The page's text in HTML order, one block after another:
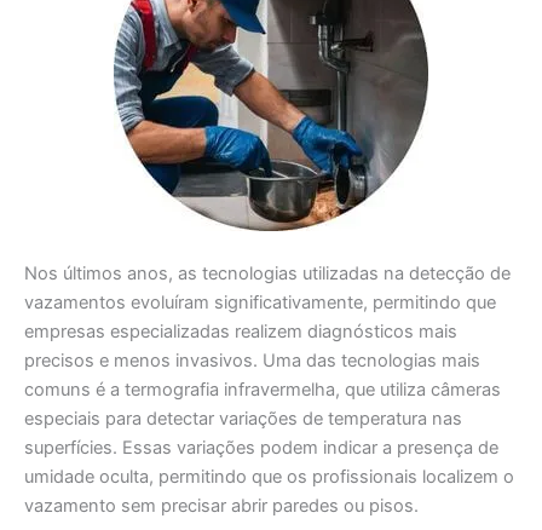
Nos últimos anos, as tecnologias utilizadas na detecção de
vazamentos evoluíram significativamente, permitindo que
empresas especializadas realizem diagnósticos mais
precisos e menos invasivos. Uma das tecnologias mais
comuns é a termografia infravermelha, que utiliza câmeras
especiais para detectar variações de temperatura nas
superfícies. Essas variações podem indicar a presença de
umidade oculta, permitindo que os profissionais localizem o
vazamento sem precisar abrir paredes ou pisos.